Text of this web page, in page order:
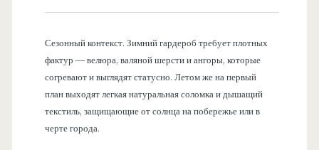
Сезонный контекст. Зимний гардероб требует плотных
фактур — велюра, валяной шерсти и ангоры, которые
согревают и выглядят статусно. Летом же на первый
план выходят легкая натуральная соломка и дышащий
текстиль, защищающие от солнца на побережье или в
черте города.